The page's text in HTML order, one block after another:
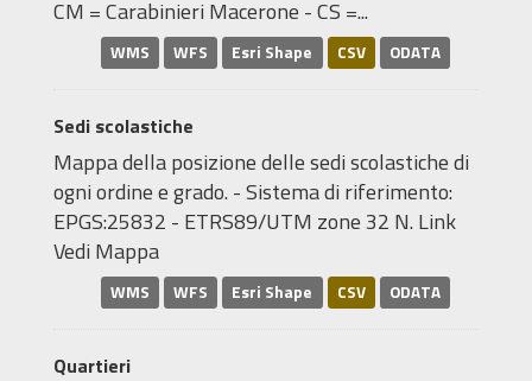
CM = Carabinieri Macerone - CS =...
WMS WFS Esri Shape CSV ODATA
Sedi scolastiche
Mappa della posizione delle sedi scolastiche di
ogni ordine e grado. - Sistema di riferimento:
EPGS:25832 - ETRS89/UTM zone 32 N. Link
Vedi Mappa
WMS WFS Esri Shape CSV ODATA
Quartieri